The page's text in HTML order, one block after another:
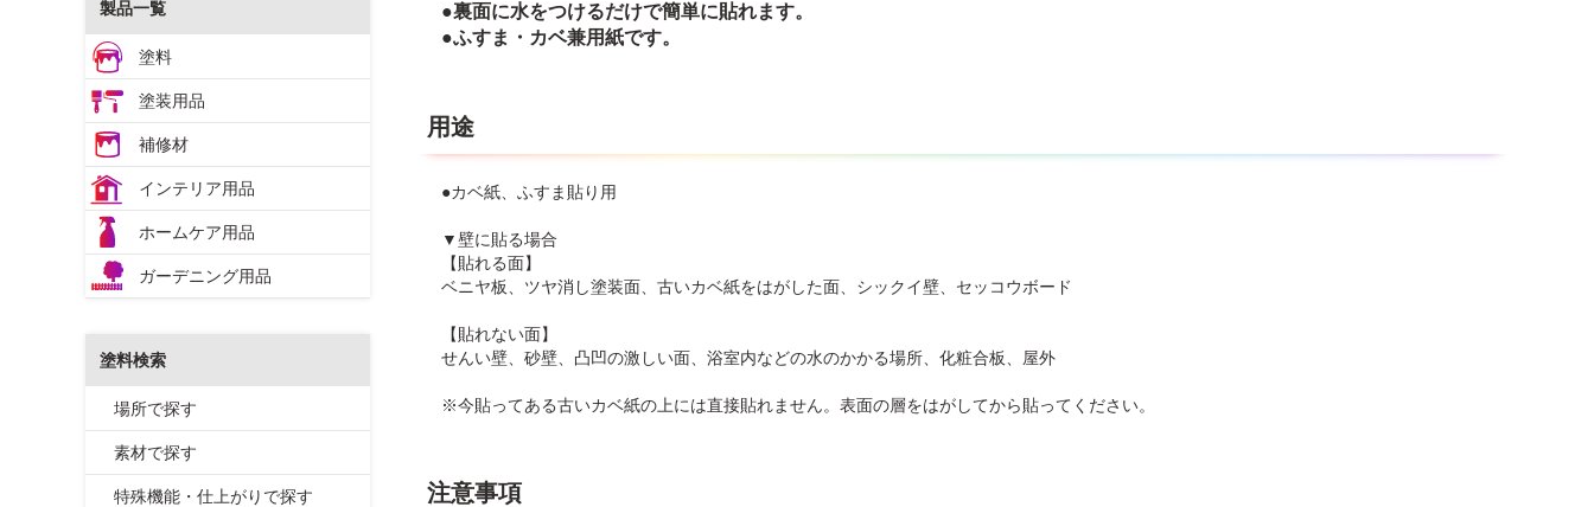
●裏面に水をつけるだけで簡単に貼れます。
●ふすま・カベ兼用紙です。
用途
●カベ紙、ふすま貼り用
▼壁に貼る場合
【貼れる面】
ベニヤ板、ツヤ消し塗装面、古いカベ紙をはがした面、シックイ壁、セッコウボード
【貼れない面】
せんい壁、砂壁、凸凹の激しい面、浴室内などの水のかかる場所、化粧合板、屋外
※今貼ってある古いカベ紙の上には直接貼れません。表面の層をはがしてから貼ってください。
注意事項
製品一覧
塗料
塗装用品
補修材
インテリア用品
ホームケア用品
ガーデニング用品
塗料検索
場所で探す
素材で探す
特殊機能・仕上がりで探す